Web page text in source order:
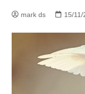
mark ds 15/11/